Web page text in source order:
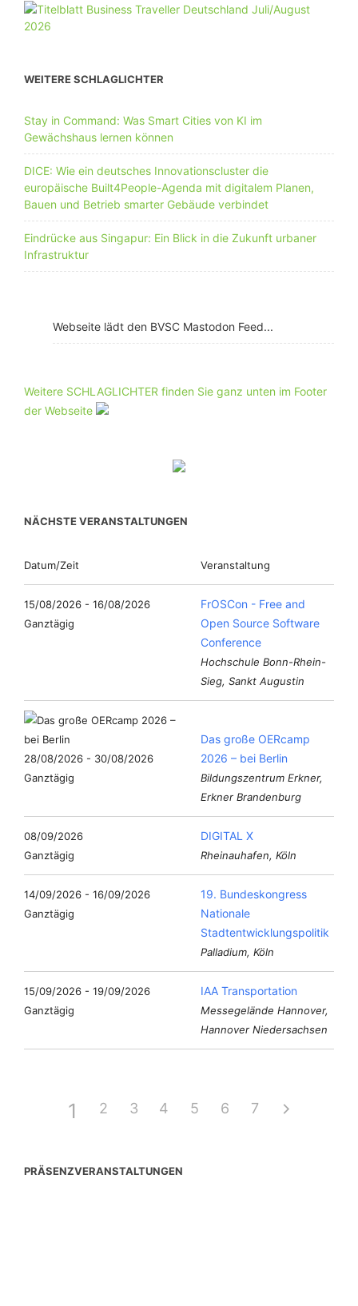
WEITERE SCHLAGLICHTER
Stay in Command: Was Smart Cities von KI im
Gewächshaus lernen können
DICE: Wie ein deutsches Innovationscluster die
europäische Built4People-Agenda mit digitalem Planen,
Bauen und Betrieb smarter Gebäude verbindet
Eindrücke aus Singapur: Ein Blick in die Zukunft urbaner
Infrastruktur
Webseite lädt den BVSC Mastodon Feed...
Weitere SCHLAGLICHTER finden Sie ganz unten im Footer
der Webseite
NÄCHSTE VERANSTALTUNGEN
Datum/Zeit Veranstaltung
15/08/2026 - 16/08/2026
Ganztägig
FrOSCon - Free and
Open Source Software
Conference
Hochschule Bonn-Rhein-
Sieg, Sankt Augustin
28/08/2026 - 30/08/2026
Ganztägig
Das große OERcamp
2026 – bei Berlin
Bildungszentrum Erkner,
Erkner Brandenburg
08/09/2026
Ganztägig
DIGITAL X
Rheinauhafen, Köln
14/09/2026 - 16/09/2026
Ganztägig
19. Bundeskongress
Nationale
Stadtentwicklungspolitik
Palladium, Köln
15/09/2026 - 19/09/2026
Ganztägig
IAA Transportation
Messegelände Hannover,
Hannover Niedersachsen
1 2 3 4 5 6 7
PRÄSENZVERANSTALTUNGEN